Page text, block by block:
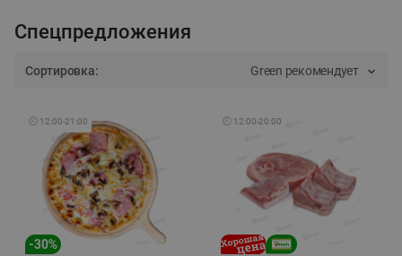
Спецпредложения
Сортировка: Green рекомендует
🕘 12:00-21:00
-30%
🕘 12:00-20:00